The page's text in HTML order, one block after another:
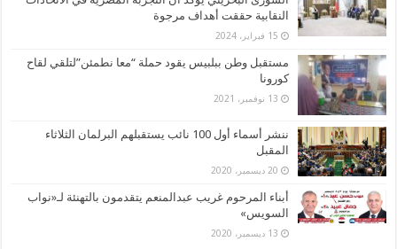
النقابية حققت أهداف مرجوة
15 فبراير، 2024
مستقبل وطن ببلبيس يقود حملة “معا نطمئن”لتلقي لقاح
كورونا
13 نوفمبر، 2021
ننشر أسماء أول 100 نائب يستقبلهم البرلمان الثلاثاء
المقبل
20 ديسمبر، 2020
أبناء المرحوم غريب عبدالمنعم يتقدمون بالتهنئة لـ«نواب
السويس»
13 ديسمبر، 2020